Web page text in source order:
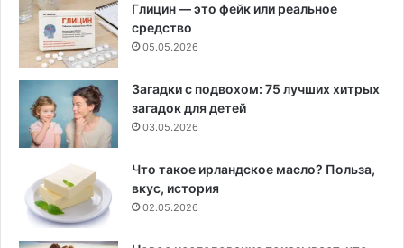
Глицин — это фейк или реальное
средство
05.05.2026
Загадки с подвохом: 75 лучших хитрых
загадок для детей
03.05.2026
Что такое ирландское масло? Польза,
вкус, история
02.05.2026